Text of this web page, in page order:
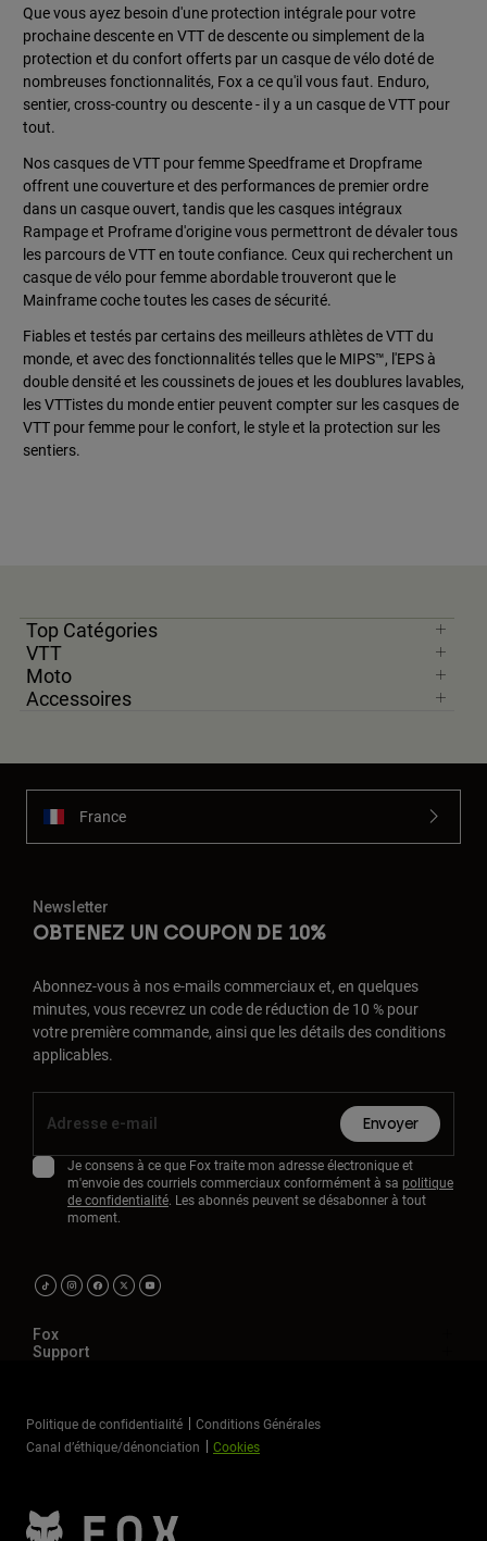
Que vous ayez besoin d'une protection intégrale pour votre
prochaine descente en VTT de descente ou simplement de la
protection et du confort offerts par un casque de vélo doté de
nombreuses fonctionnalités, Fox a ce qu'il vous faut. Enduro,
sentier, cross-country ou descente - il y a un casque de VTT pour
tout.
Nos casques de VTT pour femme Speedframe et Dropframe
offrent une couverture et des performances de premier ordre
dans un casque ouvert, tandis que les casques intégraux
Rampage et Proframe d'origine vous permettront de dévaler tous
les parcours de VTT en toute confiance. Ceux qui recherchent un
casque de vélo pour femme abordable trouveront que le
Mainframe coche toutes les cases de sécurité.
Fiables et testés par certains des meilleurs athlètes de VTT du
monde, et avec des fonctionnalités telles que le MIPS™, l'EPS à
double densité et les coussinets de joues et les doublures lavables,
les VTTistes du monde entier peuvent compter sur les casques de
VTT pour femme pour le confort, le style et la protection sur les
sentiers.
Top Catégories
VTT
Moto
Accessoires
France
Newsletter
OBTENEZ UN COUPON DE 10%
Abonnez-vous à nos e-mails commerciaux et, en quelques
minutes, vous recevrez un code de réduction de 10 % pour
votre première commande, ainsi que les détails des conditions
applicables.
Envoyer
Je consens à ce que Fox traite mon adresse électronique et
m'envoie des courriels commerciaux conformément à sa politique
de confidentialité. Les abonnés peuvent se désabonner à tout
moment.
Fox
Support
Politique de confidentialité
Conditions Générales
Canal d’éthique/dénonciation
Cookies